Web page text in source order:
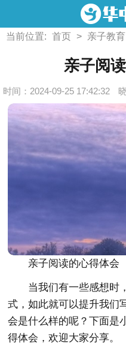
当前位置: 首页 > 亲子教育
亲子阅
时间：2024-09-25 17:42:32
亲子阅读的心得体会
当我们有一些感想时
式，如此就可以提升我们
会是什么样的呢？下面是
得体会，欢迎大家分享。